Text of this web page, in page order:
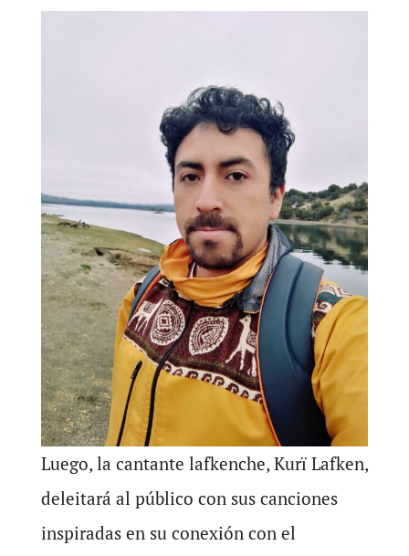
Luego, la cantante lafkenche, Kurï Lafken,
deleitará al público con sus canciones
inspiradas en su conexión con el